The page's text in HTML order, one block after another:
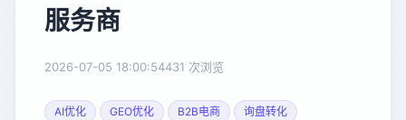
服务商
2026-07-05 18:00:54431 次浏览
AI优化 GEO优化 B2B电商
询盘转化